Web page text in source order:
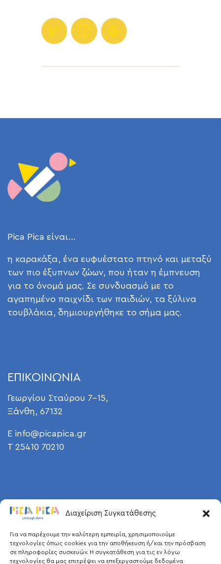
Διαχείριση Συγκατάθεσης
Για να παρέχουμε την καλύτερη εμπειρία, χρησιμοποιούμε
τεχνολογίες όπως cookies για την αποθήκευση ή/και την πρόσβαση
σε πληροφορίες συσκευών. Η συγκατάθεση για τις εν λόγω
τεχνολογίες θα μας επιτρέψει να επεξεργαστούμε δεδομένα
Pica Pica είναι…
η καρακάξα, ένα ευφυέστατο πτηνό και μεταξύ
των πιο έξυπνων ζώων, που ήταν η έμπνευση
για το όνομά μας. Σε συνδυασμό με το
αγαπημένο παιχνίδι των παιδιών, τα ξύλινα
τουβλάκια, δημιουργήθηκε το σήμα μας.
ΕΠΙΚΟΙΝΩΝΙΑ
Γεωργίου Σταύρου 7-15,
Ξάνθη, 67132
E info@picapica.gr
T 25410 70210